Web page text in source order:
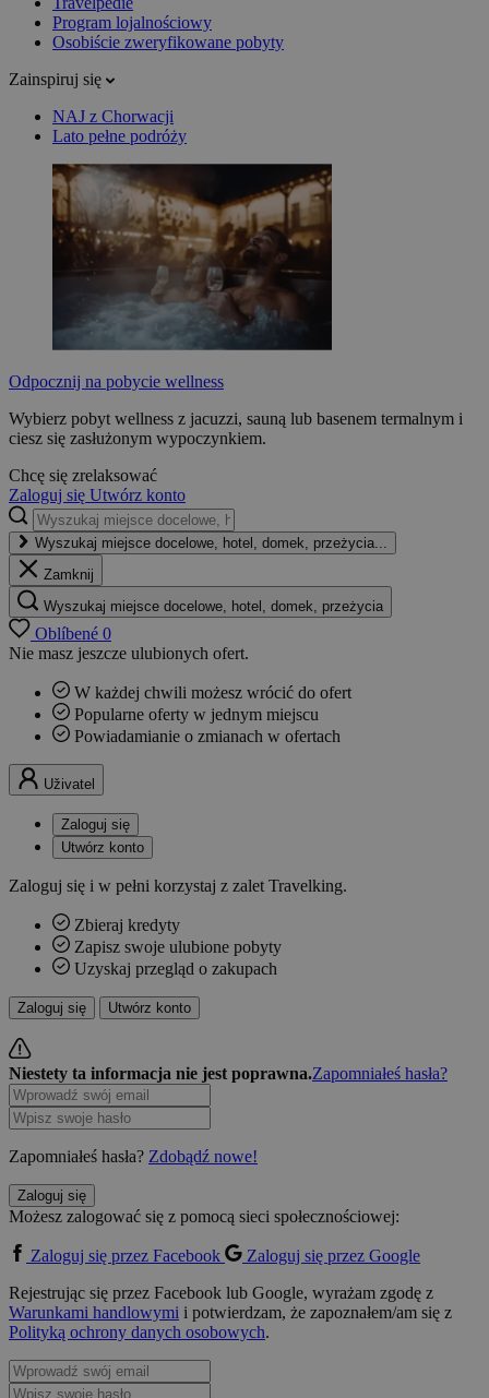
Program lojalnościowy
Osobiście zweryfikowane pobyty
Zainspiruj się
NAJ z Chorwacji
Lato pełne podróży
Odpocznij na pobycie wellness
Wybierz pobyt wellness z jacuzzi, sauną lub basenem termalnym i
ciesz się zasłużonym wypoczynkiem.
Chcę się zrelaksować
Zaloguj się Utwórz konto
Wyszukaj miejsce docelowe, hotel, domek, przeżycia...
Zamknij
Wyszukaj miejsce docelowe, hotel, domek, przeżycia
Oblíbené 0
Nie masz jeszcze ulubionych ofert.
W każdej chwili możesz wrócić do ofert
Popularne oferty w jednym miejscu
Powiadamianie o zmianach w ofertach
Uživatel
Zaloguj się
Utwórz konto
Zaloguj się i w pełni korzystaj z zalet Travelking.
Zbieraj kredyty
Zapisz swoje ulubione pobyty
Uzyskaj przegląd o zakupach
Zaloguj się Utwórz konto
Niestety ta informacja nie jest poprawna.Zapomniałeś hasła?
Zapomniałeś hasła? Zdobądź nowe!
Zaloguj się
Możesz zalogować się z pomocą sieci społecznościowej:
Zaloguj się przez Facebook
Zaloguj się przez Google
Rejestrując się przez Facebook lub Google, wyrażam zgodę z
Warunkami handlowymi i potwierdzam, że zapoznałem/am się z
Polityką ochrony danych osobowych.